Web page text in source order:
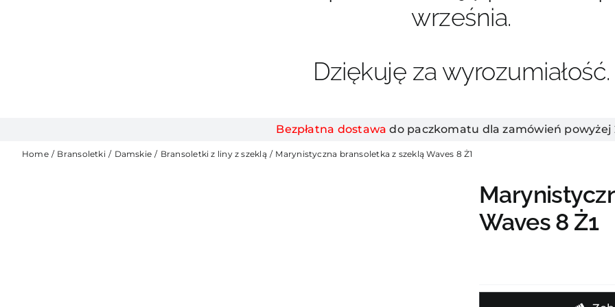
września.
Dziękuję za wyrozumiałość.
Bezpłatna dostawa do paczkomatu dla zamówień powyżej
Home Bransoletki Damskie Bransoletki z liny z szeklą Marynistyczna bransoletka z szeklą Waves 8 Ż1
Waves 8 Ż1